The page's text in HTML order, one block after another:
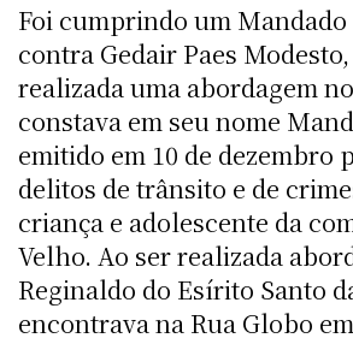
Foi cumprindo um Mandado
contra Gedair Paes
realizada uma abordagem
constava em seu nome
emitido em 10 de dezembro
delitos de trânsito e de
criança e adolescente da
Velho. Ao ser realizada
Reginaldo do Esírito Santo
encontrava na Rua Globo